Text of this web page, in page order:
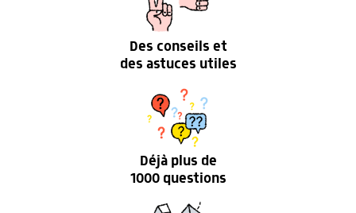
Des conseils et
des astuces utiles
Déjà plus de
1000 questions